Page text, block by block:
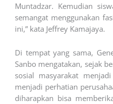
Muntadzar. Kemudian
semangat menggunakan
ini,” kata Jeffrey Kamajaya.
Di tempat yang sama,
Sanbo mengatakan, sejak
sosial masyarakat
menjadi perhatian
diharapkan bisa